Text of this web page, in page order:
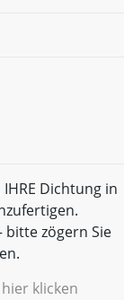
Dichtung in
bitte zögern Sie
hier klicken